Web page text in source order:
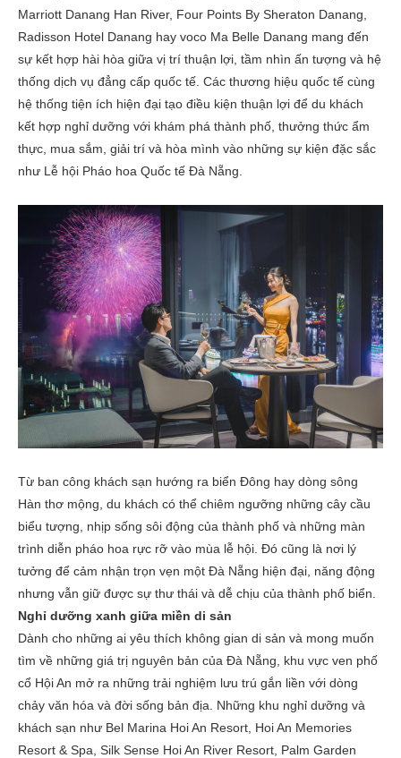
Marriott Danang Han River, Four Points By Sheraton Danang,
Radisson Hotel Danang hay voco Ma Belle Danang mang đến
sự kết hợp hài hòa giữa vị trí thuận lợi, tầm nhìn ấn tượng và hệ
thống dịch vụ đẳng cấp quốc tế. Các thương hiệu quốc tế cùng
hệ thống tiện ích hiện đại tạo điều kiện thuận lợi để du khách
kết hợp nghỉ dưỡng với khám phá thành phố, thưởng thức ẩm
thực, mua sắm, giải trí và hòa mình vào những sự kiện đặc sắc
như Lễ hội Pháo hoa Quốc tế Đà Nẵng.
Từ ban công khách sạn hướng ra biển Đông hay dòng sông
Hàn thơ mộng, du khách có thể chiêm ngưỡng những cây cầu
biểu tượng, nhịp sống sôi động của thành phố và những màn
trình diễn pháo hoa rực rỡ vào mùa lễ hội. Đó cũng là nơi lý
tưởng để cảm nhận trọn vẹn một Đà Nẵng hiện đại, năng động
nhưng vẫn giữ được sự thư thái và dễ chịu của thành phố biển.
Nghỉ dưỡng xanh giữa miền di sản
Dành cho những ai yêu thích không gian di sản và mong muốn
tìm về những giá trị nguyên bản của Đà Nẵng, khu vực ven phố
cổ Hội An mở ra những trải nghiệm lưu trú gắn liền với dòng
chảy văn hóa và đời sống bản địa. Những khu nghỉ dưỡng và
khách sạn như Bel Marina Hoi An Resort, Hoi An Memories
Resort & Spa, Silk Sense Hoi An River Resort, Palm Garden